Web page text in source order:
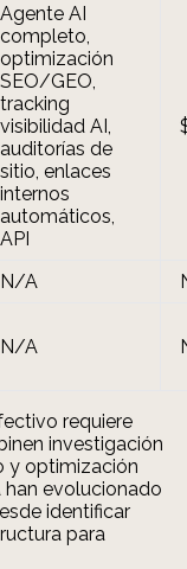
Agente AI
completo,
optimización
SEO/GEO,
tracking
visibilidad AI,
auditorías de
sitio, enlaces
internos
automáticos,
API
N/A
N/A
requiere
investigación
y optimización
han evolucionado
identificar
para